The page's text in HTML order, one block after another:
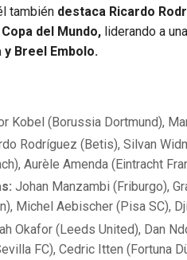
también destaca Ricardo
del Mundo, liderando a
Breel Embolo.
Kobel (Borussia Dortmund),
Rodríguez (Betis), Silvan
Aurèle Amenda (Eintracht
Johan Manzambi (Friburgo),
Michel Aebischer (Pisa SC),
Okafor (Leeds United), Dan
FC), Cedric Itten (Fortuna